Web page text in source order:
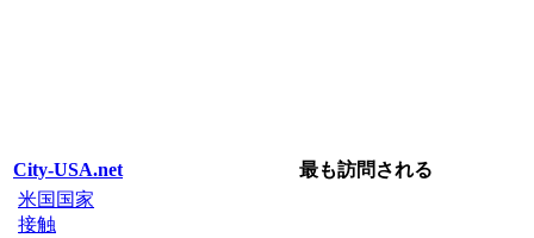
City-USA.net
最も訪問される
米国国家
接触